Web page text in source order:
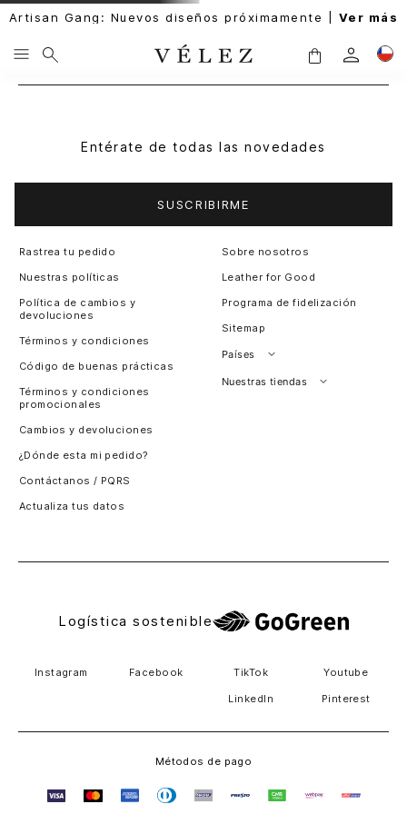
Artisan Gang: Nuevos diseños próximamente | Ver más
Entérate de todas las novedades
SUSCRIBIRME
Rastrea tu pedido
Nuestras políticas
Política de cambios y
devoluciones
Términos y condiciones
Código de buenas prácticas
Términos y condiciones
promocionales
Cambios y devoluciones
¿Dónde esta mi pedido?
Contáctanos / PQRS
Actualiza tus datos
Sobre nosotros
Leather for Good
Programa de fidelización
Sitemap
Países
Perú
Nuestras tiendas
Logística sostenible
Instagram Facebook TikTok Youtube
LinkedIn Pinterest
Métodos de pago